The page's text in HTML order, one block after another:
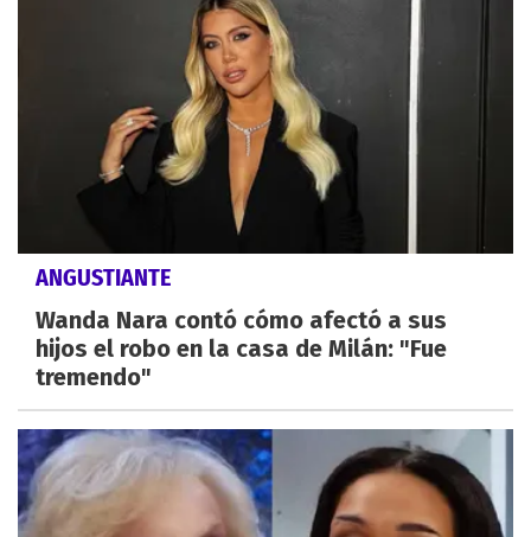
ANGUSTIANTE
Wanda Nara contó cómo afectó a sus
hijos el robo en la casa de Milán: "Fue
tremendo"